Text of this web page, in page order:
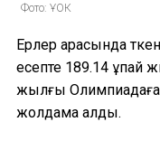
Фото: ҰОК
Ерлер арасында
есепте 189.14 ұпай
жылғы Олимпиадаға
жолдама алды.